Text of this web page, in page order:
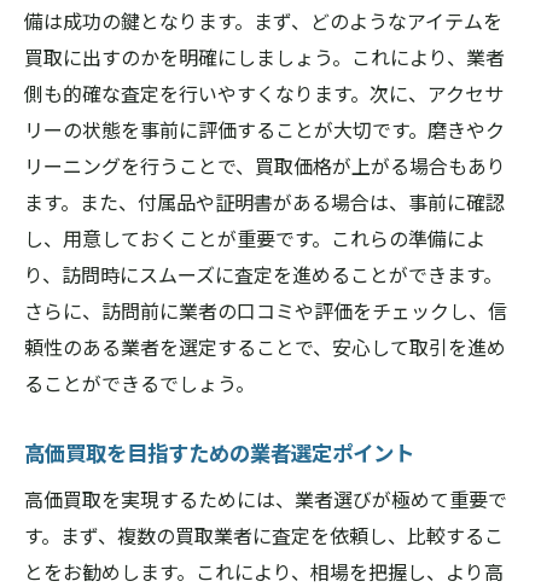
備は成功の鍵となります。まず、どのようなアイテムを
買取に出すのかを明確にしましょう。これにより、業者
側も的確な査定を行いやすくなります。次に、アクセサ
リーの状態を事前に評価することが大切です。磨きやク
リーニングを行うことで、買取価格が上がる場合もあり
ます。また、付属品や証明書がある場合は、事前に確認
し、用意しておくことが重要です。これらの準備によ
り、訪問時にスムーズに査定を進めることができます。
さらに、訪問前に業者の口コミや評価をチェックし、信
頼性のある業者を選定することで、安心して取引を進め
ることができるでしょう。
高価買取を目指すための業者選定ポイント
高価買取を実現するためには、業者選びが極めて重要で
す。まず、複数の買取業者に査定を依頼し、比較するこ
とをお勧めします。これにより、相場を把握し、より高